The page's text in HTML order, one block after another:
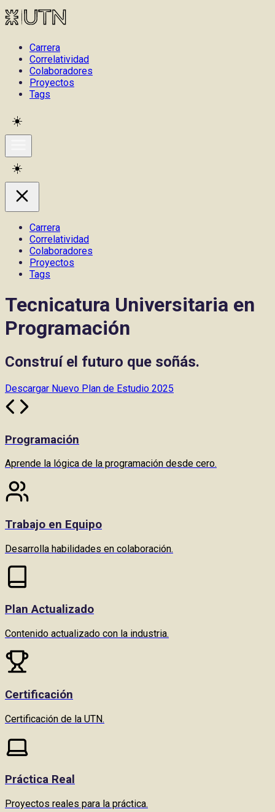
Carrera
Correlatividad
Colaboradores
Proyectos
Tags
☀️Cambiar entre modo claro y oscuro
Universidad Tecnológica Nacional
☀️Cambiar entre modo claro y oscuro
Carrera
Correlatividad
Colaboradores
Proyectos
Tags
Tecnicatura Universitaria en
Programación
Construí el futuro que soñás.
Descargar Nuevo Plan de Estudio 2025
Programación
Aprende la lógica de la programación desde cero.
Trabajo en Equipo
Desarrolla habilidades en colaboración.
Plan Actualizado
Contenido actualizado con la industria.
Certificación
Certificación de la UTN.
Práctica Real
Proyectos reales para la práctica.